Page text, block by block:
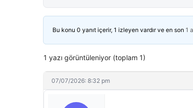
Bu konu 0 yanıt içerir, 1 izleyen vardır ve en son 1
1 yazı görüntüleniyor (toplam 1)
07/07/2026: 8:32 pm